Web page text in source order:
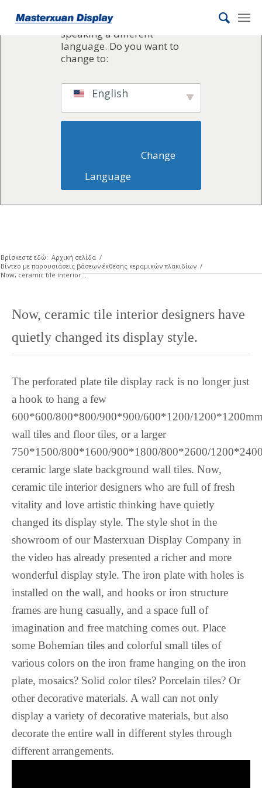
We've detected you might be
speaking a different
language. Do you want to
change to:
English
Language
Βρίσκεστε εδώ: Αρχική σελίδα /
Βίντεο με παρουσιάσεις βάσεων έκθεσης κεραμικών πλακιδίων /
Now, ceramic tile interior...
Now, ceramic tile interior designers have
quietly changed its display style.
The perforated plate tile display rack is no longer just
a hook to hang a few
600*600/800*800/900*900/600*1200/
wall tiles and floor tiles, or a larger
750*1500/800*1600/900*1800/800*2600/
ceramic large slate background wall tiles. Now,
ceramic tile interior designers who are full of fresh
vitality and love artistic thinking have quietly
changed its display style. The style shot in the
showroom of our Masterxuan Display Company in
the video has already presented a richer and more
wonderful display style. The iron plate with holes is
installed on the wall, and hooks or iron structure
frames are hung casually, and a space full of
imagination and free matching comes out. Place
some Bohemian tiles and colorful small tiles of
various colors on the iron frame hanging on the iron
plate, mosaics? Solid color tiles? Porcelain tiles? Or
other decorative materials. A wall can not only
display a variety of decorative materials, but also
decorate the entire wall in different styles through
different arrangements.
Javanese
Kabyle
Kannada
Kapampangan
Kazakh
Konkani
Latin
Lao
Lithuanian
Lower Sorbian
Luxembourgish
Maithili
Maori
Maltese
Mongolian
Moroccan Arabic
Norwegian
Polish
Portuguese
Rohingya
Romanian
Spanish
Swedish
Tagalog
Tahitian
Tajik
Tamil